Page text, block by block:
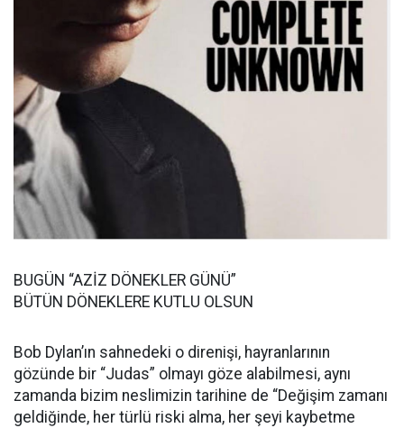
BUGÜN “AZİZ DÖNEKLER GÜNÜ”
BÜTÜN DÖNEKLERE KUTLU OLSUN
Bob Dylan’ın sahnedeki o direnişi, hayranlarının
gözünde bir “Judas” olmayı göze alabilmesi, aynı
zamanda bizim neslimizin tarihine de “Değişim zamanı
geldiğinde, her türlü riski alma, her şeyi kaybetme